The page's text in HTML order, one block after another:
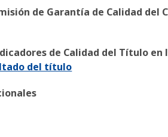
de Garantía de Calidad del
de Calidad del Título en
del título